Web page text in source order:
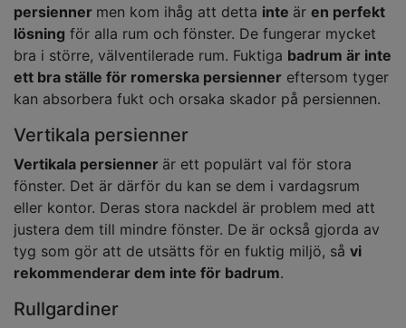
persienner men kom ihåg att detta inte är en perfekt
lösning för alla rum och fönster. De fungerar mycket
bra i större, välventilerade rum. Fuktiga badrum är inte
ett bra ställe för romerska persienner eftersom tyger
kan absorbera fukt och orsaka skador på persiennen.
Vertikala persienner
Vertikala persienner är ett populärt val för stora
fönster. Det är därför du kan se dem i vardagsrum
eller kontor. Deras stora nackdel är problem med att
justera dem till mindre fönster. De är också gjorda av
tyg som gör att de utsätts för en fuktig miljö, så vi
rekommenderar dem inte för badrum.
Rullgardiner